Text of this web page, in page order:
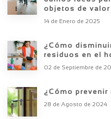
objetos de valor
14 de Enero de 2025
¿Cómo
residuos en el
02 de Septiembre de
¿Cómo
28 de Agosto de 2024